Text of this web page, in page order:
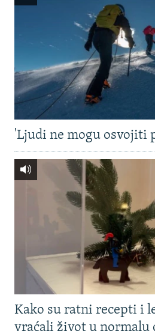
'Ljudi ne mogu osvojiti
Kako su ratni recepti i
vraćali život u normalu